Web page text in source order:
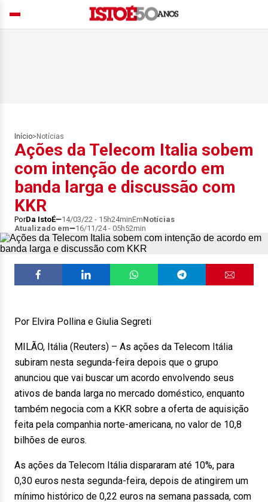
Início> Notícias
Ações da Telecom Italia sobem
com intenção de acordo em
banda larga e discussão com
KKR
PorDa IstoÉ 14/03/22 - 15h24minEmNotícias
Atualizado em
16/11/24 - 05h52min
Por Elvira Pollina e Giulia Segreti
MILÃO, Itália (Reuters) – As ações da Telecom Itália
subiram nesta segunda-feira depois que o grupo
anunciou que vai buscar um acordo envolvendo seus
ativos de banda larga no mercado doméstico, enquanto
também negocia com a KKR sobre a oferta de aquisição
feita pela companhia norte-americana, no valor de 10,8
bilhões de euros.
As ações da Telecom Itália dispararam até 10%, para
0,30 euros nesta segunda-feira, depois de atingirem um
mínimo histórico de 0,22 euros na semana passada, com